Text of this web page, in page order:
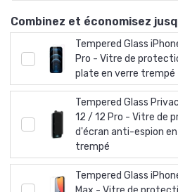
Combinez et économisez
Tempered Glass
Pro - Vitre de
plate en verre trempé
Tempered Glass
12 / 12 Pro - Vitre de
d'écran anti-espion
trempé
Tempered Glass